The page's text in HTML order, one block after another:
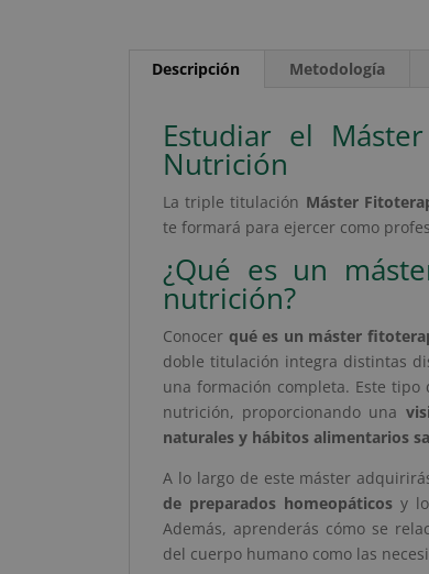
Descripción Metodología
Estudiar el
Nutrición
La triple titulación Máster
te formará para ejercer como
¿Qué es un
nutrición?
Conocer qué es un máster
doble titulación integra distintas
una formación completa. Este
nutrición, proporcionando una
naturales y hábitos alimentarios
A lo largo de este máster
de preparados homeopáticos y
Además, aprenderás cómo se
del cuerpo humano como las